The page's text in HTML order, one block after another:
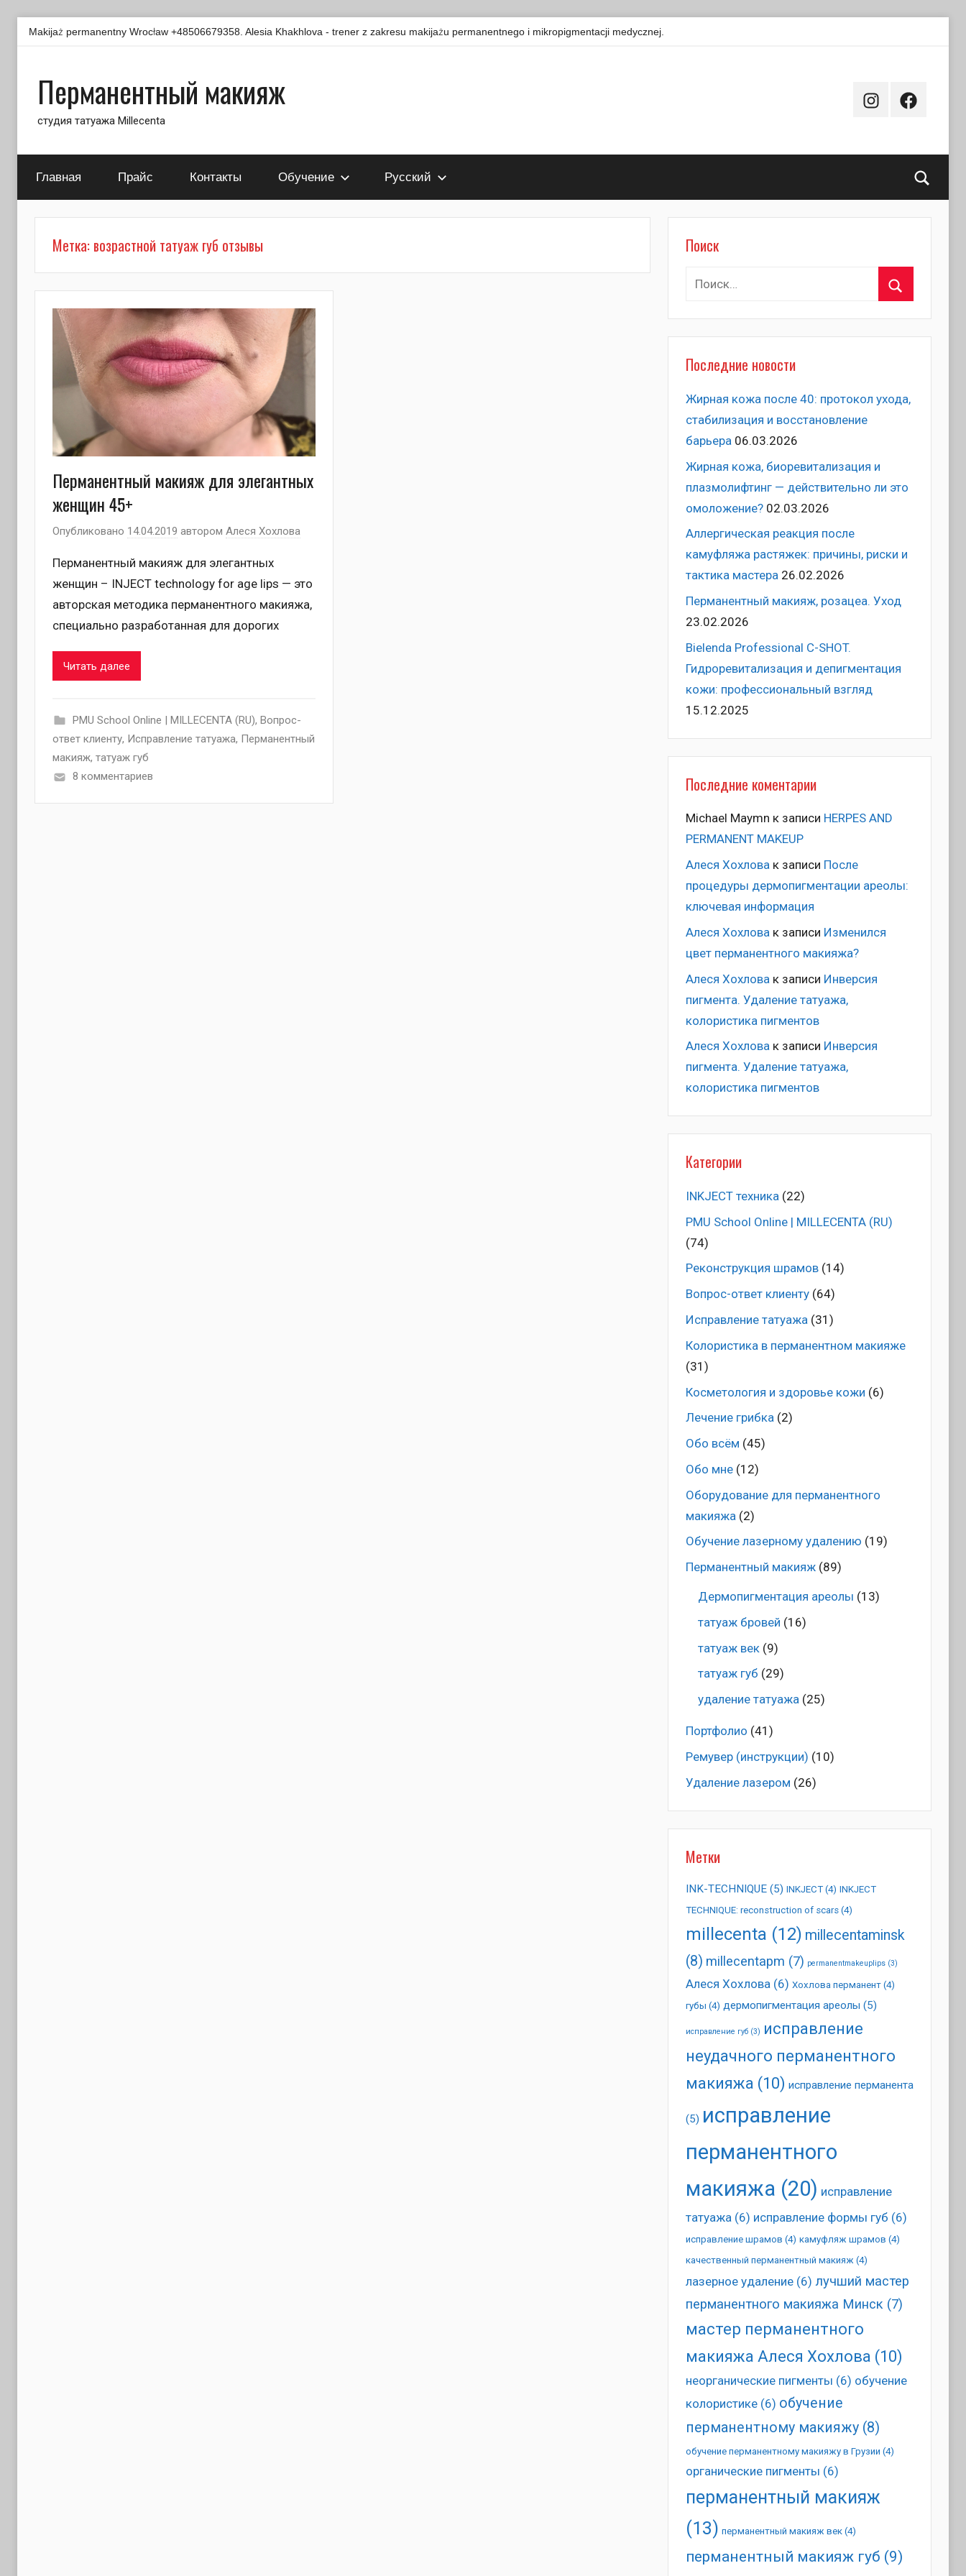
Перейти
Makijaż permanentny Wrocław +48506679358. Alesia Khakhlova - trener z zakresu makijażu permanentnego i mikropigmentacji medycznej.
Перманентный макияж
студия татуажа Millecenta
InstagramFacebook
Главная Прайс Контакты Обучение Русский
Метка: возрастной татуаж губ отзывы
Перманентный макияж для элегантных
женщин 45+
Опубликовано 14.04.2019 автором Алеся Хохлова
Перманентный макияж для элегантных
женщин – INJECT technology for age lips — это
авторская методика перманентного макияжа,
специально разработанная для дорогих
Читать далее
PMU School Online | MILLECENTA (RU), Вопрос-
ответ клиенту, Исправление татуажа, Перманентный
макияж, татуаж губ
8 комментариев
Поиск
Найти:
Последние новости
Жирная кожа после 40: протокол ухода,
стабилизация и восстановление
барьера 06.03.2026
Жирная кожа, биоревитализация и
плазмолифтинг — действительно ли это
омоложение? 02.03.2026
Аллергическая реакция после
камуфляжа растяжек: причины, риски и
тактика мастера 26.02.2026
Перманентный макияж, розацеа. Уход
23.02.2026
Bielenda Professional C-SHOT.
Гидроревитализация и депигментация
кожи: профессиональный взгляд
15.12.2025
Последние коментарии
Michael Maymn к записи HERPES AND
PERMANENT MAKEUP
Алеся Хохловак записи После
процедуры дермопигментации ареолы:
ключевая информация
Алеся Хохлова к записи Изменился
цвет перманентного макияжа?
Алеся Хохлова к записи Инверсия
пигмента. Удаление татуажа,
колористика пигментов
Алеся Хохловак записи Инверсия
пигмента. Удаление татуажа,
колористика пигментов
Категории
INKJECT техника (22)
PMU School Online | MILLECENTA (RU)
(74)
Pеконструкция шрамов(14)
Вопрос-ответ клиенту(64)
Исправление татуажа (31)
Колористика в перманентном макияже
(31)
Косметология и здоровье кожи (6)
Лечение грибка(2)
Обо всём (45)
Обо мне(12)
Оборудование для перманентного
макияжа (2)
Обучение лазерному удалению (19)
Перманентный макияж(89)
Дермопигментация ареолы (13)
татуаж бровей (16)
татуаж век(9)
татуаж губ (29)
удаление татуажа(25)
Портфолио (41)
Ремувер (инструкции) (10)
Удаление лазером (26)
Метки
INK-TECHNIQUE(5) INKJECT(4) INKJECT
TECHNIQUE: reconstruction of scars(4)
millecenta (12) millecentaminsk
(8) millecentapm (7) permanentmakeuplips(3)
Алеся Хохлова(6) Хохлова перманент(4)
губы (4) дермопигментация ареолы (5)
исправление губ(3) исправление
неудачного перманентного
макияжа (10) исправление перманента
(5) исправление
перманентного
макияжа (20) исправление
татуажа(6) исправление формы губ (6)
исправление шрамов (4) камуфляж шрамов (4)
качественный перманентный макияж (4)
лазерное удаление(6) лучший мастер
перманентного макияжа Минск (7)
мастер перманентного
макияжа Алеся Хохлова (10)
неорганические пигменты (6) обучение
колористике(6) обучение
перманентному макияжу(8)
обучение перманентному макияжу в Грузии (4)
органические пигменты (6)
перманентный макияж
(13) перманентный макияж век(4)
перманентный макияж губ (9)